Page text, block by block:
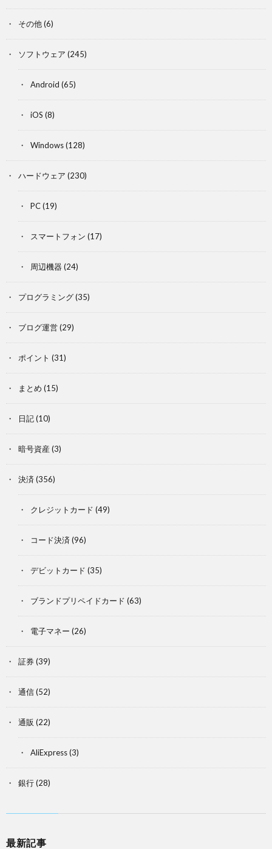
その他(6)
ソフトウェア (245)
Android (65)
iOS (8)
Windows(128)
ハードウェア (230)
PC(19)
スマートフォン (17)
周辺機器 (24)
プログラミング(35)
ブログ運営(29)
ポイント (31)
まとめ (15)
日記(10)
暗号資産 (3)
決済 (356)
クレジットカード (49)
コード決済 (96)
デビットカード (35)
ブランドプリペイドカード (63)
電子マネー (26)
証券(39)
通信(52)
通販 (22)
AliExpress(3)
銀行(28)
最新記事